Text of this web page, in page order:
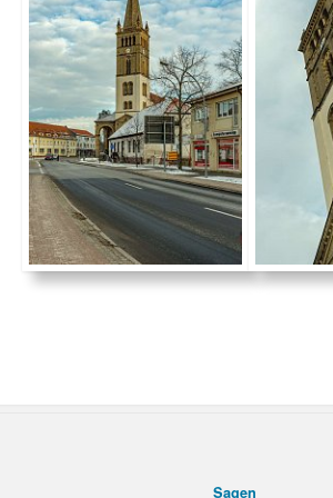
auf meiner Seite kannst du dadurch direkt nach
eine kleine Provision vom jeweiligen
Werbliche Links sind mit *
Fotos und Texte:
Sagen